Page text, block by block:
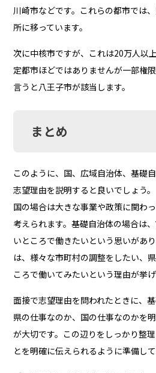
川崎市などです。これらの都市では
所に移っています。
次に中核市ですが、これは20万人以
定都市ほどではありませんが一部権
言うと八王子市が該当します。
まとめ
このように、国、広域自治体、基礎
志望理由を説明すると良いでしょう。
国の場合は大きな事業や政策に関わ
考えられます。基礎自治体の場合は
いところで働きたいという思いがあ
は、様々な市町村の調整をしたい、
ころで働いてみたいという理由が挙げ
面接で志望理由を問われたときに、
県の仕事なのか、国の仕事なのかを
が大切です。この辺りをしっかり整
とを明確に伝えられるように準備して